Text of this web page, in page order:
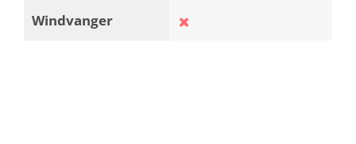
Windvanger